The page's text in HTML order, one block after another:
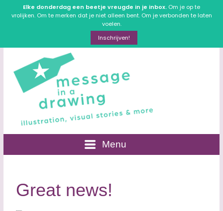
Elke donderdag een beetje vreugde in je inbox. Om je op te
vrolijken. Om te merken dat je niet alleen bent. Om je verbonden te laten
voelen.
Inschrijven!
Menu
Great news!